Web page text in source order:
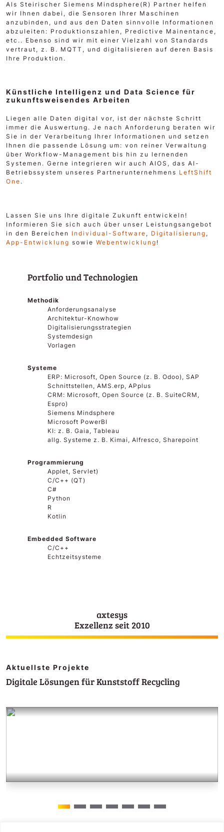
Als Steirischer Siemens Mindsphere(R) Partner helfen
wir Ihnen dabei, die Sensoren Ihrer Maschinen
anzubinden, und aus den Daten sinnvolle Informationen
abzuleiten: Produktionszahlen, Predictive Mainentance,
etc.. Ebenso sind wir mit einer Vielzahl von Standards
vertraut, z. B. MQTT, und digitalisieren auf deren Basis
Ihre Produktion.
Künstliche Intelligenz und Data Science für
zukunftsweisendes Arbeiten
Liegen alle Daten digital vor, ist der nächste Schritt
immer die Auswertung. Je nach Anforderung beraten wir
Sie in der Verarbeitung Ihrer Informationen und setzen
Ihnen die passende Lösung um: von reiner Verwaltung
über Workflow-Management bis hin zu lernenden
Systemen. Gerne integrieren wir auch AIOS, das AI-
Betriebssystem unseres Partnerunternehmens LeftShift
One .
Lassen Sie uns Ihre digitale Zukunft entwickeln!
Informieren Sie sich auch über unser Leistungsangebot
in den Bereichen Individual-Software , Digitalisierung ,
App-Entwicklung sowie Webentwicklung !
Portfolio und Technologien
Methodik
Anforderungsanalyse
Architektur-Knowhow
Digitalisierungsstrategien
Systemdesign
Vorlagen
Systeme
ERP: Microsoft, Open Source (z. B. Odoo), SAP
Schnittstellen, AMS.erp, APplus
CRM: Microsoft, Open Source (z. B. SuiteCRM,
Espro)
Siemens Mindsphere
Microsoft PowerBI
KI: z. B. Gaia, Tableau
allg. Systeme z. B. Kimai, Alfresco, Sharepoint
Programmierung
Applet, Servlet)
C/C++ (QT)
C#
Python
R
Kotlin
Embedded Software
C/C++
Echtzeitsysteme
axtesys
Exzellenz seit 2010
Aktuellste Projekte
Digitale Lösungen für Kunststoff Recycling